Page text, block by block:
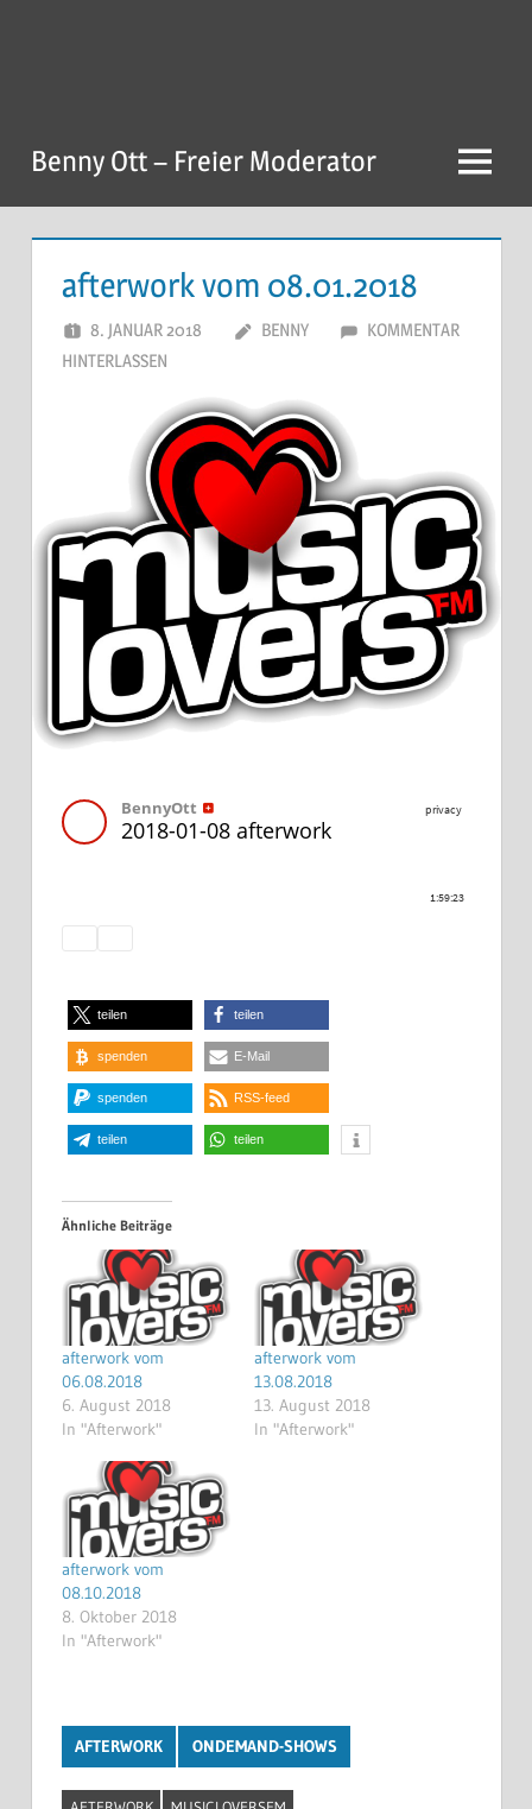
Benny Ott – Freier Moderator Menu
afterwork vom 08.01.2018
8. JANUAR 2018 BENNY
KOMMENTAR
HINTERLASSEN
teilen teilen
spenden E-Mail
spenden RSS-feed
teilen teilen
Ähnliche Beiträge
afterwork vom
06.08.2018
6. August 2018
In "Afterwork"
afterwork vom
13.08.2018
13. August 2018
In "Afterwork"
afterwork vom
08.10.2018
8. Oktober 2018
In "Afterwork"
AFTERWORK ONDEMAND-SHOWS